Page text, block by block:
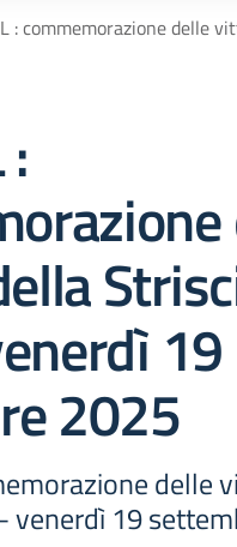
: commemorazione delle
:
19
2025
delle
venerdì 19